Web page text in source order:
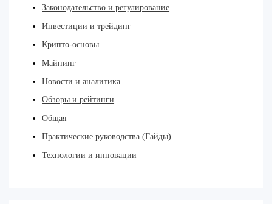
Законодательство и регулирование
Инвестиции и трейдинг
Крипто-основы
Майнинг
Новости и аналитика
Обзоры и рейтинги
Общая
Практические руководства (Гайды)
Технологии и инновации